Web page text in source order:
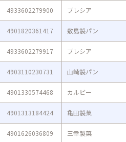
4933602279900 プレシア
4901820361417 敷島製パン
4933602279917 プレシア
4903110230731 山崎製パン
4901330574468 カルビー
4901313184424 亀田製菓
4901626036809 三幸製菓